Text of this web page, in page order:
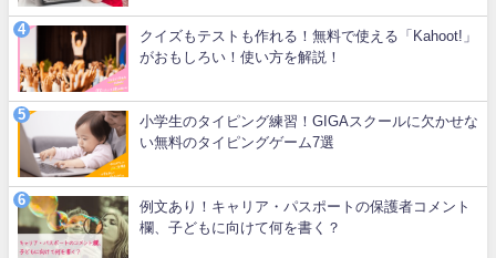
クイズもテストも作れる！無料で使える「Kahoot!」
がおもしろい！使い方を解説！
小学生のタイピング練習！GIGAスクールに欠かせな
い無料のタイピングゲーム7選
例文あり！キャリア・パスポートの保護者コメント
欄、子どもに向けて何を書く？